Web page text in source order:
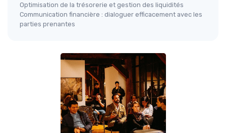
Optimisation de la trésorerie et gestion des liquidités
Communication financière : dialoguer efficacement avec les
parties prenantes